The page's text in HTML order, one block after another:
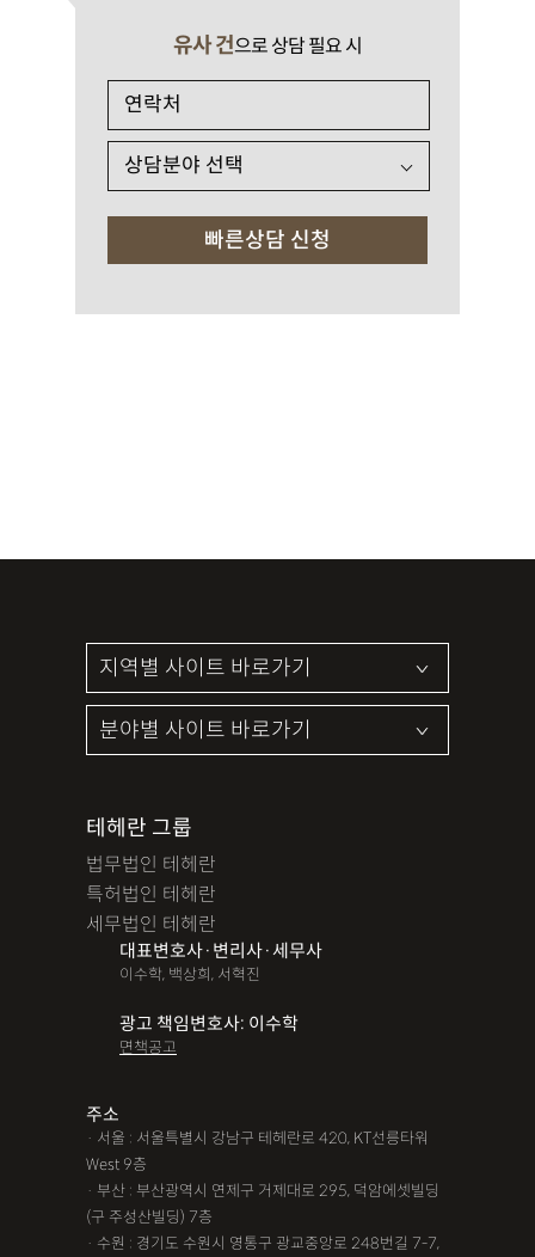
유사 건으로 상담 필요 시
테헤란 그룹
법무법인 테헤란
특허법인 테헤란
세무법인 테헤란
대표변호사·변리사·세무사
이수학, 백상희, 서혁진
광고 책임변호사: 이수학
면책공고
주소
· 서울 : 서울특별시 강남구 테헤란로 420, KT선릉타워
West 9층
· 부산 : 부산광역시 연제구 거제대로 295, 덕암에셋빌딩
(구 주성산빌딩) 7층
· 수원 : 경기도 수원시 영통구 광교중앙로 248번길 7-7,